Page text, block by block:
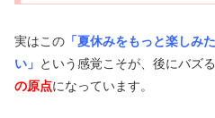
実はこの 「夏休みをもっと楽しみ
い」 という感覚こそが、後にバズる
の原点になっています。